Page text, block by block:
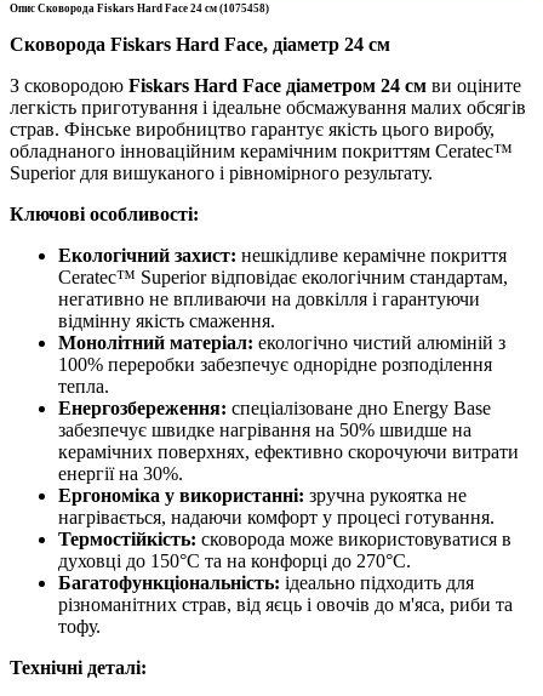
Опис Сковорода Fiskars Hard Face 24 см (1075458)
Сковорода Fiskars Hard Face, діаметр 24 см
З сковородою Fiskars Hard Face діаметром 24 см ви оціните
легкість приготування і ідеальне обсмажування малих обсягів
страв. Фінське виробництво гарантує якість цього виробу,
обладнаного інноваційним керамічним покриттям Ceratec™
Superior для вишуканого і рівномірного результату.
Ключові особливості:
Екологічний захист: нешкідливе керамічне покриття
Ceratec™ Superior відповідає екологічним стандартам,
негативно не впливаючи на довкілля і гарантуючи
відмінну якість смаження.
Монолітний матеріал: екологічно чистий алюміній з
100% переробки забезпечує однорідне розподілення
тепла.
Енергозбереження: спеціалізоване дно Energy Base
забезпечує швидке нагрівання на 50% швидше на
керамічних поверхнях, ефективно скорочуючи витрати
енергії на 30%.
Ергономіка у використанні: зручна рукоятка не
нагрівається, надаючи комфорт у процесі готування.
Термостійкість: сковорода може використовуватися в
духовці до 150°C та на конфорці до 270°C.
Багатофункціональність: ідеально підходить для
різноманітних страв, від яєць і овочів до м'яса, риби та
тофу.
Технічні деталі: